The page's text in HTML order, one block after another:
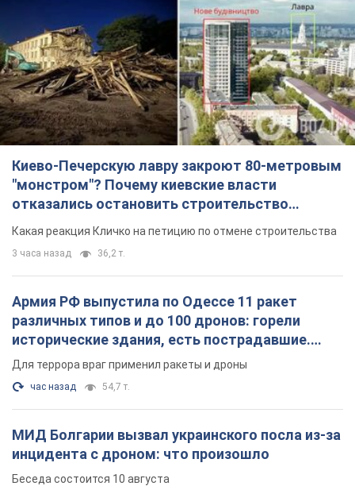
Киево-Печерскую лавру закроют 80-метровым
"монстром"? Почему киевские власти
отказались остановить строительство
небоскреба "московского верующего"
Какая реакция Кличко на петицию по отмене строительства
3 часа назад 36,2 т.
Армия РФ выпустила по Одессе 11 ракет
различных типов и до 100 дронов: горели
исторические здания, есть пострадавшие.
Фото и видео
Для террора враг применил ракеты и дроны
час назад 54,7 т.
МИД Болгарии вызвал украинского посла из-за
инцидента с дроном: что произошло
Беседа состоится 10 августа
3 часа назад 5,4 т.